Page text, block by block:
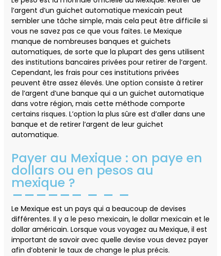
l’argent d’un guichet automatique mexicain peut
sembler une tâche simple, mais cela peut être difficile si
vous ne savez pas ce que vous faites. Le Mexique
manque de nombreuses banques et guichets
automatiques, de sorte que la plupart des gens utilisent
des institutions bancaires privées pour retirer de l’argent.
Cependant, les frais pour ces institutions privées
peuvent être assez élevés. Une option consiste à retirer
de l’argent d’une banque qui a un guichet automatique
dans votre région, mais cette méthode comporte
certains risques. L’option la plus sûre est d’aller dans une
banque et de retirer l’argent de leur guichet
automatique.
Payer au Mexique : on paye en
dollars ou en pesos au
mexique ?
Le Mexique est un pays qui a beaucoup de devises
différentes. Il y a le peso mexicain, le dollar mexicain et le
dollar américain. Lorsque vous voyagez au Mexique, il est
important de savoir avec quelle devise vous devez payer
afin d’obtenir le taux de change le plus précis.